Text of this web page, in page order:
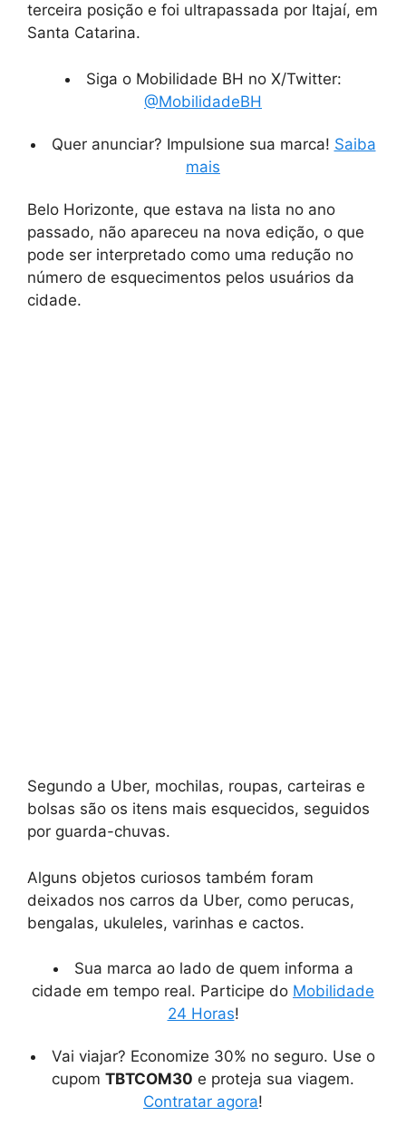
terceira posição e foi ultrapassada por Itajaí, em
Santa Catarina.
Siga o Mobilidade BH no X/Twitter:
@MobilidadeBH
Quer anunciar? Impulsione sua marca! Saiba
mais
Belo Horizonte, que estava na lista no ano
passado, não apareceu na nova edição, o que
pode ser interpretado como uma redução no
número de esquecimentos pelos usuários da
cidade.
Segundo a Uber, mochilas, roupas, carteiras e
bolsas são os itens mais esquecidos, seguidos
por guarda-chuvas.
Alguns objetos curiosos também foram
deixados nos carros da Uber, como perucas,
bengalas, ukuleles, varinhas e cactos.
Sua marca ao lado de quem informa a
cidade em tempo real. Participe do Mobilidade
24 Horas!
Vai viajar? Economize 30% no seguro. Use o
cupom TBTCOM30 e proteja sua viagem.
Contratar agora!